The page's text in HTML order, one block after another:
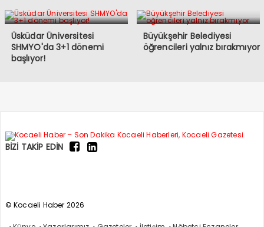
Üsküdar Üniversitesi
SHMYO'da 3+1 dönemi
başlıyor!
Büyükşehir Belediyesi
öğrencileri yalnız bırakmıyor
BİZİ TAKİP EDİN
© Kocaeli Haber 2026